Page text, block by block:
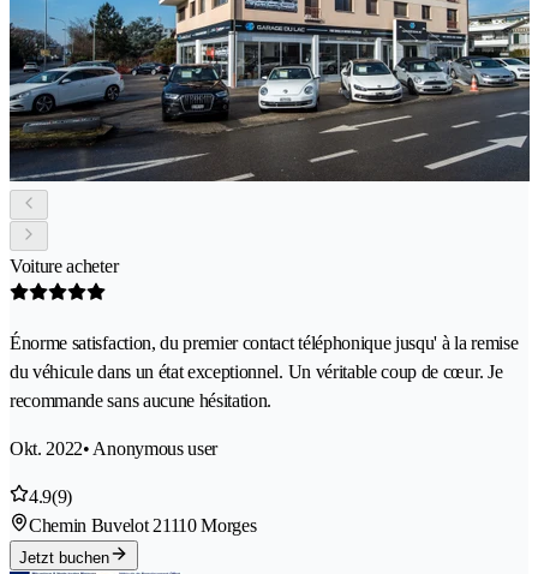
Voiture acheter
Énorme satisfaction, du premier contact téléphonique jusqu' à la remise
du véhicule dans un état exceptionnel. Un véritable coup de cœur. Je
recommande sans aucune hésitation.
Okt. 2022• Anonymous user
4.9(9)
Chemin Buvelot 21110 Morges
Jetzt buchen